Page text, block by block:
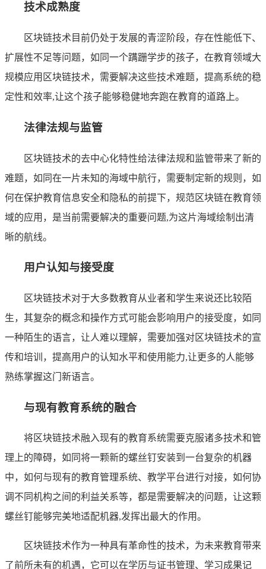
技术成熟度
区块链技术目前仍处于发展的青涩阶段，存在性能低下、
扩展性不足等问题，如同一个蹒跚学步的孩子，在教育领域大
规模应用区块链技术，需要解决这些技术难题，提高系统的稳
定性和效率,让这个孩子能够稳健地奔跑在教育的道路上。
法律法规与监管
区块链技术的去中心化特性给法律法规和监管带来了新的
难题，如同在一片未知的海域中航行，需要制定新的规则，如
何在保护教育信息安全和隐私的前提下，规范区块链在教育领
域的应用，是当前需要解决的重要问题,为这片海域绘制出清
晰的航线。
用户认知与接受度
区块链技术对于大多数教育从业者和学生来说还比较陌
生，其复杂的概念和操作方式可能会影响用户的接受度，如同
一种陌生的语言，让人难以理解，需要加强对区块链技术的宣
传和培训，提高用户的认知水平和使用能力,让更多的人能够
熟练掌握这门新语言。
与现有教育系统的融合
将区块链技术融入现有的教育系统需要克服诸多技术和管
理上的障碍，如同将一颗新的螺丝钉安装到一台复杂的机器
中，如何与现有的教育管理系统、教学平台进行对接，如何协
调不同机构之间的利益关系等，都是需要解决的问题，让这颗
螺丝钉能够完美地适配机器,发挥出最大的作用。
区块链技术作为一种具有革命性的技术，为未来教育带来
了前所未有的机遇，它可以在学历与证书管理、学习成果记